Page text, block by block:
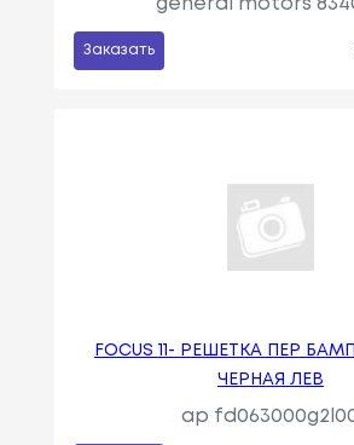
general motors
Заказать
FOCUS 11- РЕШЕТКА ПЕР
ЧЕРНАЯ ЛЕВ
ap